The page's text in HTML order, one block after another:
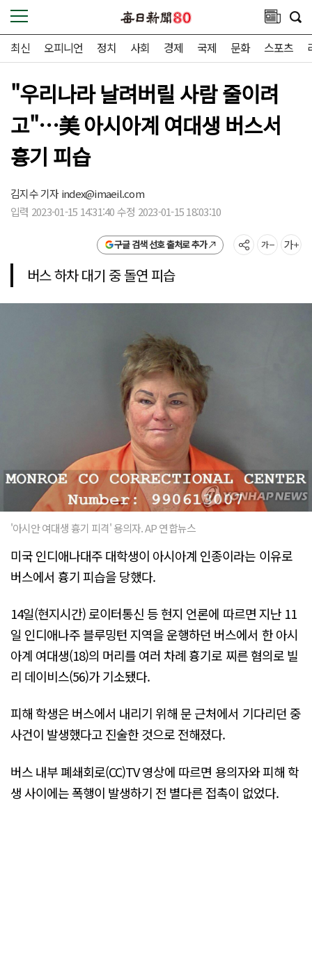
최신 오피니언 정치 사회 경제 국제 문화 스포츠
"우리나라 날려버릴 사람 줄이려
고"…美 아시아계 여대생 버스서
흉기 피습
김지수 기자index@imaeil.com
입력 2023-01-15 14:31:40 수정 2023-01-15 18:03:10
구글 검색 선호 출처로 추가
버스 하차 대기 중 돌연 피습
'아시안 여대생 흉기 피격' 용의자. AP 연합뉴스
미국 인디애나대주 대학생이 아시아계 인종이라는 이유로
버스에서 흉기 피습을 당했다.
14일(현지시간) 로이터통신 등 현지 언론에 따르면 지난 11
일 인디애나주 블루밍턴 지역을 운행하던 버스에서 한 아시
아계 여대생(18)의 머리를 여러 차례 흉기로 찌른 혐의로 빌
리 데이비스(56)가 기소됐다.
피해 학생은 버스에서 내리기 위해 문 근처에서 기다리던 중
사건이 발생했다고 진술한 것으로 전해졌다.
버스 내부 폐쇄회로(CC)TV 영상에 따르면 용의자와 피해 학
생 사이에는 폭행이 발생하기 전 별다른 접촉이 없었다.